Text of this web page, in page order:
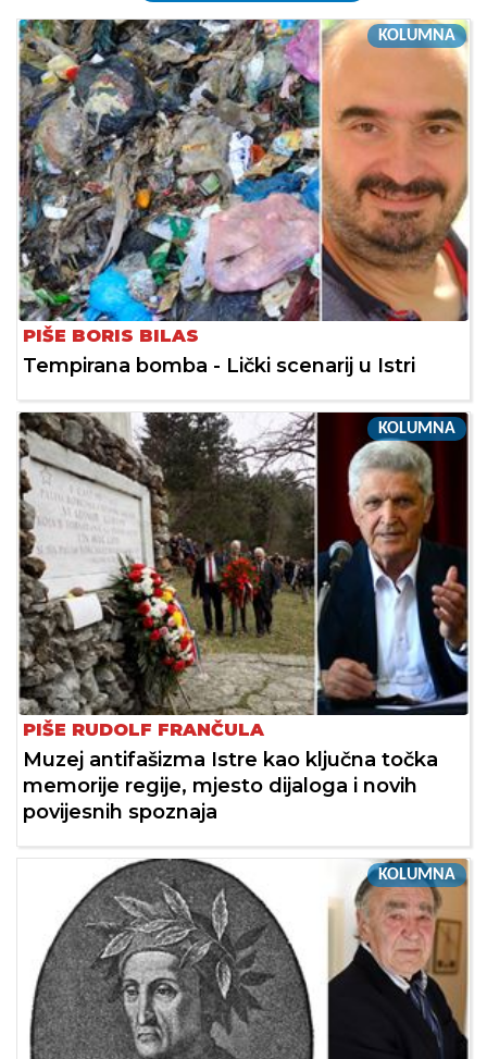
KOLUMNA
PIŠE BORIS BILAS
Tempirana bomba - Lički scenarij u Istri
KOLUMNA
PIŠE RUDOLF FRANČULA
Muzej antifašizma Istre kao ključna točka
memorije regije, mjesto dijaloga i novih
povijesnih spoznaja
KOLUMNA